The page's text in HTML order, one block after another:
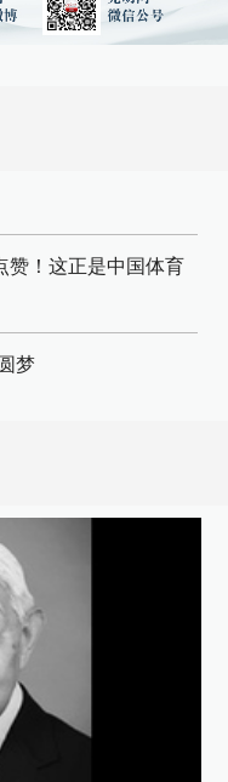
赞！这正是中国体育
梦